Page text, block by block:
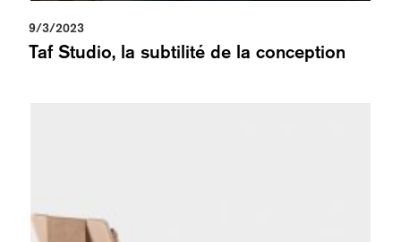
9/3/2023
Taf Studio, la subtilité de la conception